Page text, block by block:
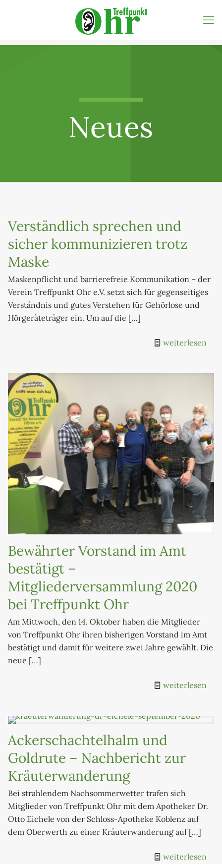
Neues
Verständlich sprechen und
sicher kommunizieren trotz
Maske
Maskenpflicht und barrierefreie Kommunikation – der
Verein Treffpunkt Ohr e.V. setzt sich für gegenseitiges
Verständnis und gutes Verstehen für Gehörlose und
Hörgeräteträger ein. Um auf die […]
weiterlesen
Bewährter Vorstand im Amt
bestätigt –
Mitgliederversammlung 2020
bei Treffpunkt Ohr
Am Mittwoch, den 14. Oktober haben die Mitglieder
von Treffpunkt Ohr ihren bisherigen Vorstand im Amt
bestätigt und damit für weitere zwei Jahre gewählt. Die
neue […]
weiterlesen
Ackerschachtelhalm und
Goldrute – Nachbericht zur
Kräuterwanderung
Bei strahlendem Nachsommerwetter trafen sich
Mitglieder von Treffpunkt Ohr mit dem Apotheker Dr.
Otto Eichele von der Schloss-Apotheke Koblenz auf
dem Oberwerth zu einer Kräuterwanderung auf[…]
weiterlesen